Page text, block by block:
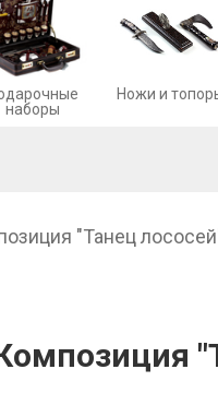
наборы
Ножи и
"Танец